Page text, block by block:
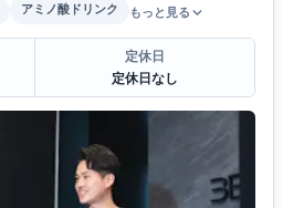
アミノ酸ドリンク もっと見る
定休日
定休日なし